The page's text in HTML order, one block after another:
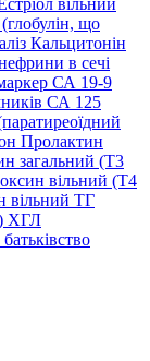
що
Кальцитонін
в сечі
СА 19-9
СА 125
Пролактин
загальний (Т3
вільний (Т4
вільний ТГ
ХГЛ